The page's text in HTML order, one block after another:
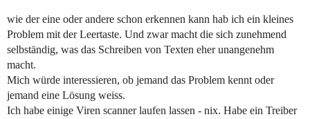
wie der eine oder andere schon erkennen kann hab ich ein kleines
Problem mit der Leertaste. Und zwar macht die sich zunehmend
selbständig, was das Schreiben von Texten eher unangenehm
macht.
Mich würde interessieren, ob jemand das Problem kennt oder
jemand eine Lösung weiss.
Ich habe einige Viren scanner laufen lassen - nix. Habe ein Treiber